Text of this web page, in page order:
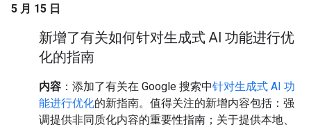
5 月 15 日
新增了有关如何针对生成式 AI 功能进行优
化的指南
内容 ：添加了有关在 Google 搜索中针对生成式 AI 功
能进行优化的新指南。值得关注的新增内容包括：强
调提供非同质化内容的重要性指南；关于提供本地、